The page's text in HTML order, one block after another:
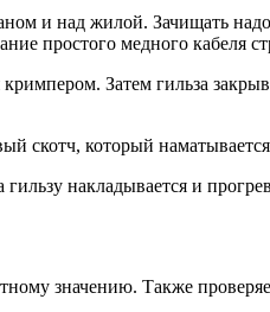
и над жилой. Зачищать
простого медного кабеля
Затем гильза
скотч, который
накладывается и
значению. Также